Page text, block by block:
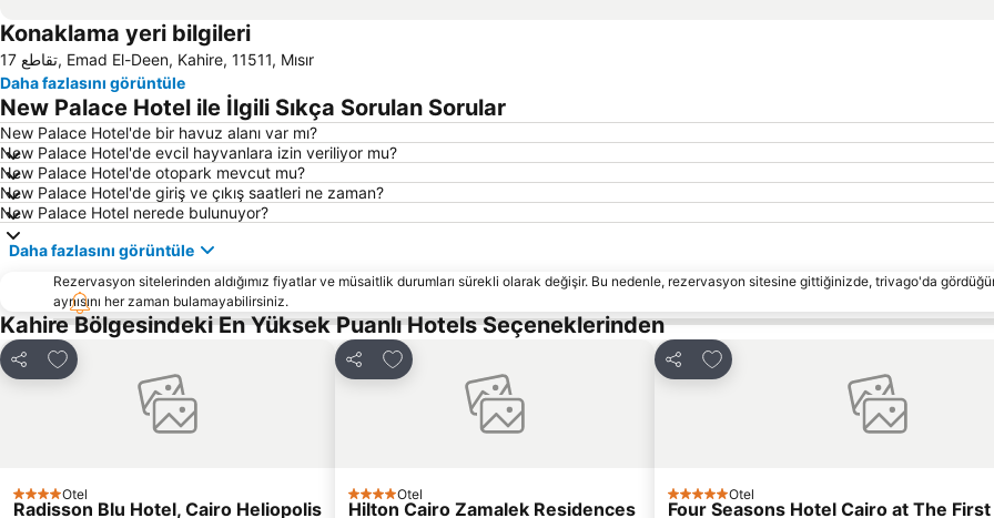
Konaklama yeri bilgileri
17 تقاطع, Emad El-Deen, Kahire, 11511, Mısır
Daha fazlasını görüntüle
New Palace Hotel ile İlgili Sıkça Sorulan Sorular
New Palace Hotel'de bir havuz alanı var mı?
New Palace Hotel'de evcil hayvanlara izin veriliyor mu?
New Palace Hotel'de otopark mevcut mu?
New Palace Hotel'de giriş ve çıkış saatleri ne zaman?
New Palace Hotel nerede bulunuyor?
Daha fazlasını görüntüle
Rezervasyon sitelerinden aldığımız fiyatlar ve müsaitlik durumları sürekli olarak değişir. Bu nedenle, rezervasyon sitesine gittiğinizde, trivago'da
aynısını her zaman bulamayabilirsiniz.
Kahire Bölgesindeki En Yüksek Puanlı Hotels Seçeneklerinden
Paylaş
Favorilerime ekle
4 YıldızOtel
Radisson Blu Hotel, Cairo Heliopolis
Paylaş
Favorilerime ekle
4 YıldızOtel
Hilton Cairo Zamalek Residences
Paylaş
Favorilerime ekle
5 Yıldız Otel
Four Seasons Hotel Cairo at The